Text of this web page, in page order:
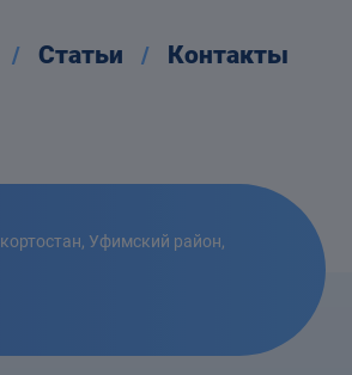
Статьи Контакты
Уфимский район,